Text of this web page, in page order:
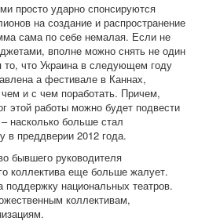
просто ударно спонсируются
на создание и распространение
сама по себе немалая. Если не
вполне можно снять не один
что Украина в следующем году
а фестивале в Каннах,
и с чем поработать. Причем,
этой работы можно будет подвести
насколько больше стал
в преддверии 2012 года.
бывшего руководителя
коллектива еще больше жалует.
национальных театров.
коллективам,